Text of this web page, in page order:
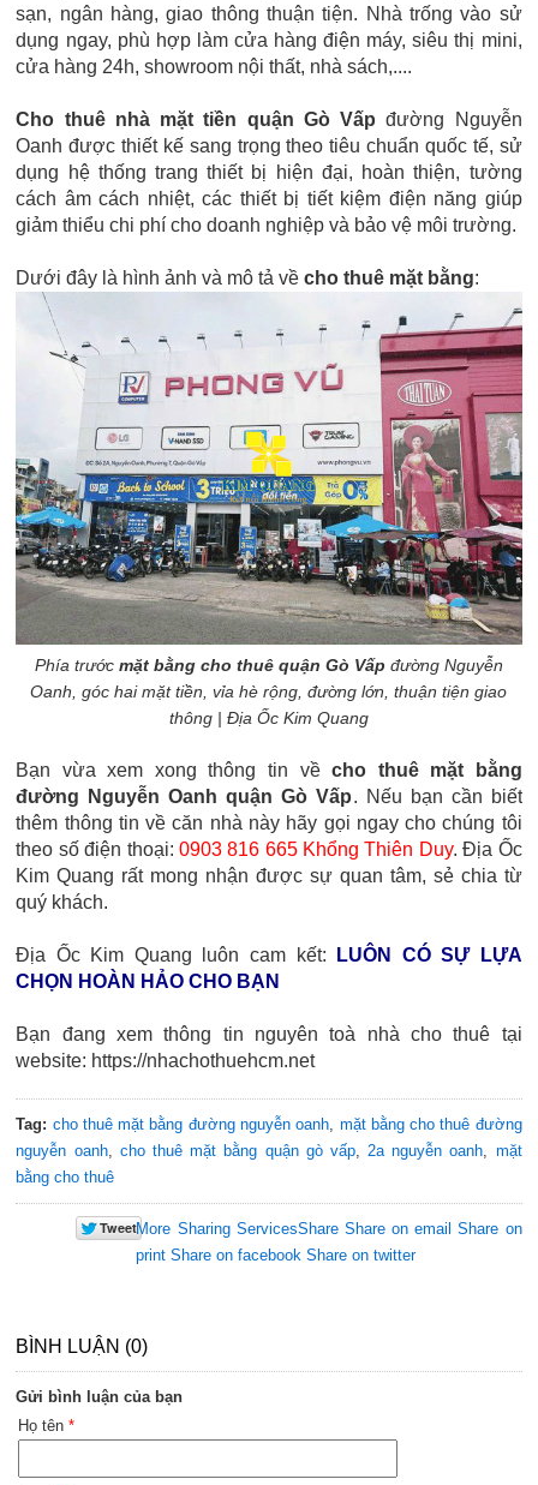
sạn, ngân hàng, giao thông thuận tiện. Nhà trống vào sử
dụng ngay, phù hợp làm cửa hàng điện máy, siêu thị mini,
cửa hàng 24h, showroom nội thất, nhà sách,....
Cho thuê nhà mặt tiền quận Gò Vấp đường Nguyễn
Oanh được thiết kế sang trọng theo tiêu chuẩn quốc tế, sử
dụng hệ thống trang thiết bị hiện đại, hoàn thiện, tường
cách âm cách nhiệt, các thiết bị tiết kiệm điện năng giúp
giảm thiểu chi phí cho doanh nghiệp và bảo vệ môi trường.
Dưới đây là hình ảnh và mô tả vềcho thuê mặt bằng:
Phía trước mặt bằng cho thuê quận Gò Vấp đường Nguyễn
Oanh, góc hai mặt tiền, vỉa hè rộng, đường lớn, thuận tiện giao
thông | Địa Ốc Kim Quang
Bạn vừa xem xong thông tin vềcho thuê mặt bằng
đường Nguyễn Oanh quận Gò Vấp. Nếu bạn cần biết
thêm thông tin về căn nhà này hãy gọi ngay cho chúng tôi
theo số điện thoại: 0903 816 665 Khổng Thiên Duy. Địa Ốc
Kim Quang rất mong nhận được sự quan tâm, sẻ chia từ
quý khách.
Địa Ốc Kim Quang luôn cam kết:
LUÔN CÓ SỰ LỰA
CHỌN HOÀN HẢO CHO BẠN
Bạn đang xem thông tin nguyên toà nhà cho thuê tại
website: https://nhachothuehcm.net
Tag: cho thuê mặt bằng đường nguyễn oanh mặt bằng cho thuê đường
nguyễn oanh, cho thuê mặt bằng quận gò vấp, 2a nguyễn oanh
mặt
bằng cho thuê
More Sharing ServicesShare Share on email Share on
print Share on facebook Share on twitter
BÌNH LUẬN (0)
Gửi bình luận của bạn
Họ tên*